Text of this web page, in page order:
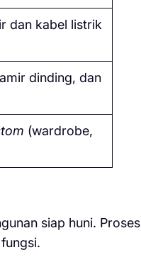
dan kabel listrik
dinding, dan
(wardrobe,
siap huni. Proses